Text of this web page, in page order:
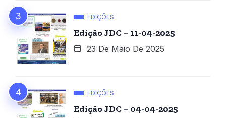
EDIÇÕES
Edição JDC – 11-04-2025
23 De Maio De 2025
EDIÇÕES
Edição JDC – 04-04-2025